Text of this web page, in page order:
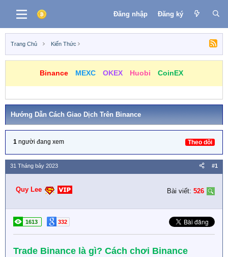
Đăng nhập Đăng ký
Trang Chủ Kiến Thức
Binance MEXC OKEX Huobi CoinEX
Hướng Dẫn Cách Giao Dịch Trên Binance
1 người đang xem Theo dõi
31 Tháng bảy 2023 #1
Quy Lee Bài viết: 526
1613 332
Trade Binance là gì? Cách chơi Binance